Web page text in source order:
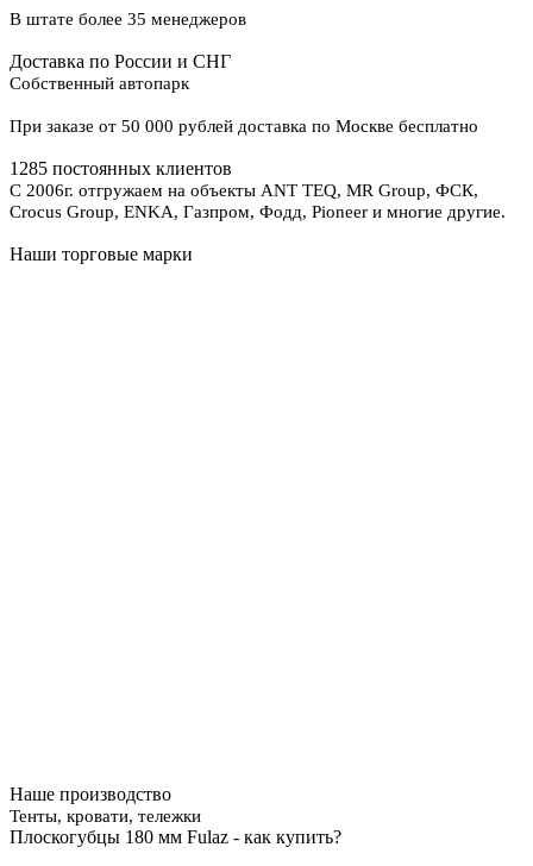
В штате более 35 менеджеров
Доставка по России и СНГ
Собственный автопарк
При заказе от 50 000 рублей доставка по Москве бесплатно
1285 постоянных клиентов
С 2006г. отгружаем на объекты ANT TEQ, MR Group, ФСК,
Crocus Group, ENKA, Газпром, Фодд, Pioneer и многие другие.
Наши торговые марки
Наше производство
Тенты, кровати, тележки
Плоскогубцы 180 мм Fulaz - как купить?